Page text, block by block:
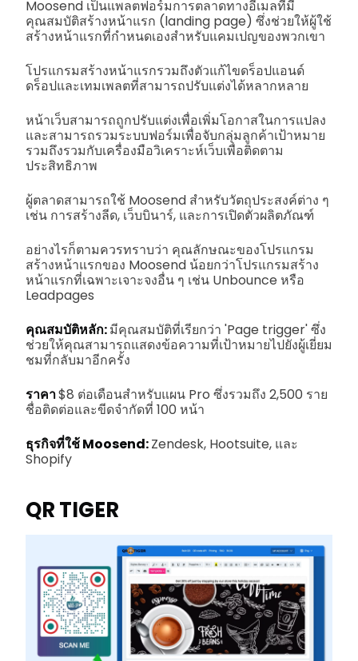
Moosend เป็นแพลตฟอร์มการตลาดทางอีเมลที่มี
คุณสมบัติสร้างหน้าแรก (landing page) ซึ่งช่วยให้ผู้ใช้
สร้างหน้าแรกที่กำหนดเองสำหรับแคมเปญของพวกเขา
โปรแกรมสร้างหน้าแรกรวมถึงตัวแก้ไขดร็อปแอนด์
ดร็อปและเทมเพลตที่สามารถปรับแต่งได้หลากหลาย
หน้าเว็บสามารถถูกปรับแต่งเพื่อเพิ่มโอกาสในการแปลง
และสามารถรวมระบบฟอร์มเพื่อจับกลุ่มลูกค้าเป้าหมาย
รวมถึงรวมกับเครื่องมือวิเคราะห์เว็บเพื่อติดตาม
ประสิทธิภาพ
ผู้ตลาดสามารถใช้ Moosend สำหรับวัตถุประสงค์ต่าง ๆ
เช่น การสร้างลีด, เว็บบินาร์, และการเปิดตัวผลิตภัณฑ์
อย่างไรก็ตามควรทราบว่า คุณลักษณะของโปรแกรม
สร้างหน้าแรกของ Moosend น้อยกว่าโปรแกรมสร้าง
หน้าแรกที่เฉพาะเจาะจงอื่น ๆ เช่น Unbounce หรือ
Leadpages
คุณสมบัติหลัก:มีคุณสมบัติที่เรียกว่า 'Page trigger' ซึ่ง
ช่วยให้คุณสามารถแสดงข้อความที่เป้าหมายไปยังผู้เยี่ยม
ชมที่กลับมาอีกครั้ง
ราคา$8 ต่อเดือนสำหรับแผน Pro ซึ่งรวมถึง 2,500 ราย
ชื่อติดต่อและขีดจำกัดที่ 100 หน้า
ธุรกิจที่ใช้ Moosend:Zendesk, Hootsuite, และ
Shopify
QR TIGER